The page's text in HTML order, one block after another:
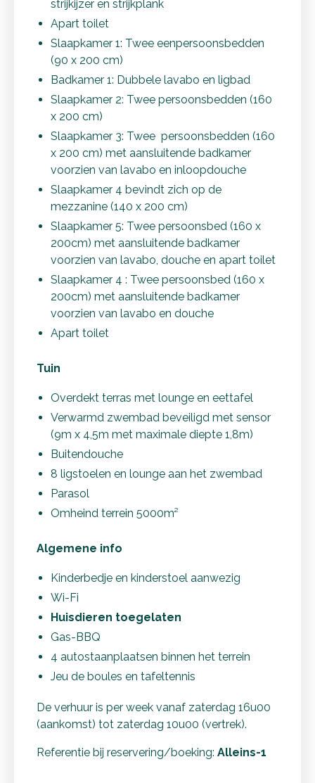
strijkijzer en strijkplank
Apart toilet
Slaapkamer 1: Twee eenpersoonsbedden
(90 x 200 cm)
Badkamer 1: Dubbele lavabo en ligbad
Slaapkamer 2: Twee persoonsbedden (160
x 200 cm)
Slaapkamer 3: Twee persoonsbedden (160
x 200 cm) met aansluitende badkamer
voorzien van lavabo en inloopdouche
Slaapkamer 4 bevindt zich op de
mezzanine (140 x 200 cm)
Slaapkamer 5: Twee persoonsbed (160 x
200cm) met aansluitende badkamer
voorzien van lavabo, douche en apart toilet
Slaapkamer 4 : Twee persoonsbed (160 x
200cm) met aansluitende badkamer
voorzien van lavabo en douche
Apart toilet
Tuin
Overdekt terras met lounge en eettafel
Verwarmd zwembad beveiligd met sensor
(9m x 4,5m met maximale diepte 1,8m)
Buitendouche
8 ligstoelen en lounge aan het zwembad
Parasol
Omheind terrein 5000m²
Algemene info
Kinderbedje en kinderstoel aanwezig
Wi-Fi
Huisdieren toegelaten
Gas-BBQ
4 autostaanplaatsen binnen het terrein
Jeu de boules en tafeltennis
De verhuur is per week vanaf zaterdag 16u00
(aankomst) tot zaterdag 10u00 (vertrek).
Referentie bij reservering/boeking: Alleins-1